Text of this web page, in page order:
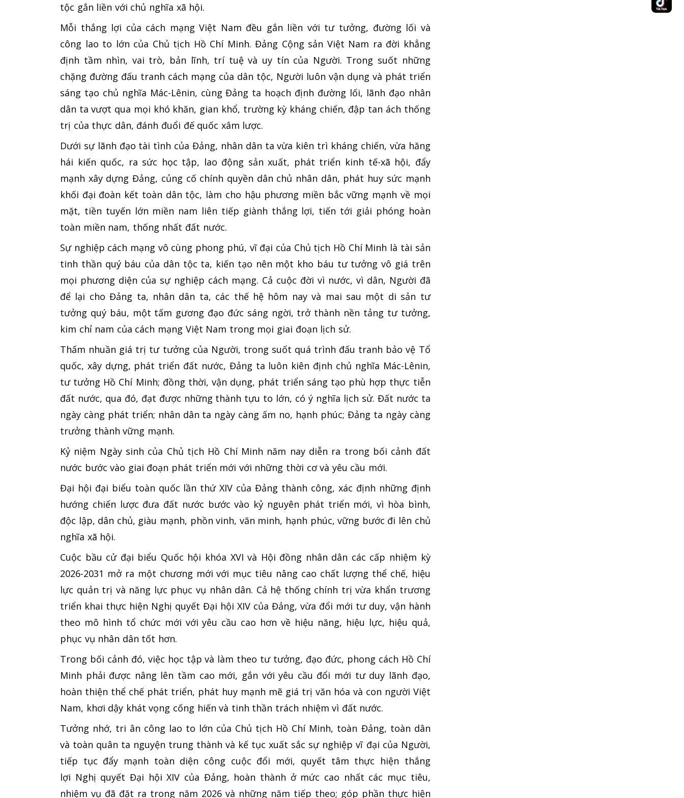
tộc gắn liền với chủ nghĩa xã hội.
Mỗi thắng lợi của cách mạng Việt Nam đều gắn liền với tư tưởng, đường lối và
công lao to lớn của Chủ tịch Hồ Chí Minh. Đảng Cộng sản Việt Nam ra đời khẳng
định tầm nhìn, vai trò, bản lĩnh, trí tuệ và uy tín của Người. Trong suốt những
chặng đường đấu tranh cách mạng của dân tộc, Người luôn vận dụng và phát triển
sáng tạo chủ nghĩa Mác-Lênin, cùng Đảng ta hoạch định đường lối, lãnh đạo nhân
dân ta vượt qua mọi khó khăn, gian khổ, trường kỳ kháng chiến, đập tan ách thống
trị của thực dân, đánh đuổi đế quốc xâm lược.
Dưới sự lãnh đạo tài tình của Đảng, nhân dân ta vừa kiên trì kháng chiến, vừa hăng
hái kiến quốc, ra sức học tập, lao động sản xuất, phát triển kinh tế-xã hội, đẩy
mạnh xây dựng Đảng, củng cố chính quyền dân chủ nhân dân, phát huy sức mạnh
khối đại đoàn kết toàn dân tộc, làm cho hậu phương miền bắc vững mạnh về mọi
mặt, tiền tuyến lớn miền nam liên tiếp giành thắng lợi, tiến tới giải phóng hoàn
toàn miền nam, thống nhất đất nước.
Sự nghiệp cách mạng vô cùng phong phú, vĩ đại của Chủ tịch Hồ Chí Minh là tài sản
tinh thần quý báu của dân tộc ta, kiến tạo nên một kho báu tư tưởng vô giá trên
mọi phương diện của sự nghiệp cách mạng. Cả cuộc đời vì nước, vì dân, Người đã
để lại cho Đảng ta, nhân dân ta, các thế hệ hôm nay và mai sau một di sản tư
tưởng quý báu, một tấm gương đạo đức sáng ngời, trở thành nền tảng tư tưởng,
kim chỉ nam của cách mạng Việt Nam trong mọi giai đoạn lịch sử.
Thấm nhuần giá trị tư tưởng của Người, trong suốt quá trình đấu tranh bảo vệ Tổ
quốc, xây dựng, phát triển đất nước, Đảng ta luôn kiên định chủ nghĩa Mác-Lênin,
tư tưởng Hồ Chí Minh; đồng thời, vận dụng, phát triển sáng tạo phù hợp thực tiễn
đất nước, qua đó, đạt được những thành tựu to lớn, có ý nghĩa lịch sử. Đất nước ta
ngày càng phát triển; nhân dân ta ngày càng ấm no, hạnh phúc; Đảng ta ngày càng
trưởng thành vững mạnh.
Kỷ niệm Ngày sinh của Chủ tịch Hồ Chí Minh năm nay diễn ra trong bối cảnh đất
nước bước vào giai đoạn phát triển mới với những thời cơ và yêu cầu mới.
Đại hội đại biểu toàn quốc lần thứ XIV của Đảng thành công, xác định những định
hướng chiến lược đưa đất nước bước vào kỷ nguyên phát triển mới, vì hòa bình,
độc lập, dân chủ, giàu mạnh, phồn vinh, văn minh, hạnh phúc, vững bước đi lên chủ
nghĩa xã hội.
Cuộc bầu cử đại biểu Quốc hội khóa XVI và Hội đồng nhân dân các cấp nhiệm kỳ
2026-2031 mở ra một chương mới với mục tiêu nâng cao chất lượng thể chế, hiệu
lực quản trị và năng lực phục vụ nhân dân. Cả hệ thống chính trị vừa khẩn trương
triển khai thực hiện Nghị quyết Đại hội XIV của Đảng, vừa đổi mới tư duy, vận hành
theo mô hình tổ chức mới với yêu cầu cao hơn về hiệu năng, hiệu lực, hiệu quả,
phục vụ nhân dân tốt hơn.
Trong bối cảnh đó, việc học tập và làm theo tư tưởng, đạo đức, phong cách Hồ Chí
Minh phải được nâng lên tầm cao mới, gắn với yêu cầu đổi mới tư duy lãnh đạo,
hoàn thiện thể chế phát triển, phát huy mạnh mẽ giá trị văn hóa và con người Việt
Nam, khơi dậy khát vọng cống hiến và tinh thần trách nhiệm vì đất nước.
Tưởng nhớ, tri ân công lao to lớn của Chủ tịch Hồ Chí Minh, toàn Đảng, toàn dân
và toàn quân ta nguyện trung thành và kế tục xuất sắc sự nghiệp vĩ đại của Người,
tiếp tục đẩy mạnh toàn diện công cuộc đổi mới, quyết tâm thực hiện thắng
lợi Nghị quyết Đại hội XIV của Đảng, hoàn thành ở mức cao nhất các mục tiêu,
nhiệm vụ đã đặt ra trong năm 2026 và những năm tiếp theo; góp phần thực hiện